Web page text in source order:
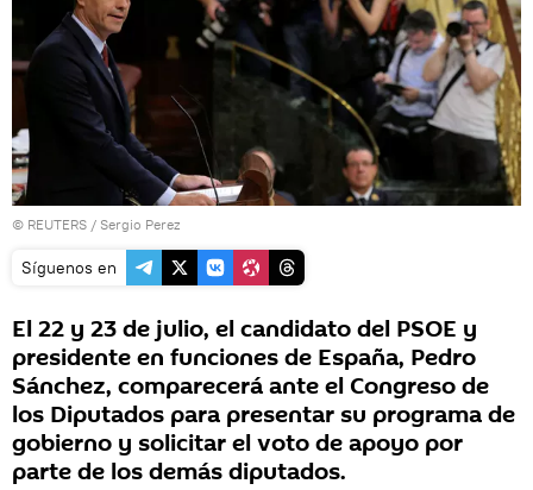
© REUTERS / Sergio Perez
Síguenos en
El 22 y 23 de julio, el candidato del PSOE y
presidente en funciones de España, Pedro
Sánchez, comparecerá ante el Congreso de
los Diputados para presentar su programa de
gobierno y solicitar el voto de apoyo por
parte de los demás diputados.